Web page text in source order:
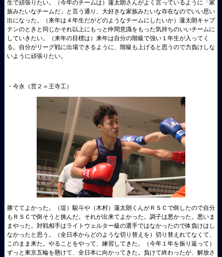
生で頑張りたい。（今年のチームは）蓮太朗さんがよく言っているように「家
族みたいなチームだ」と言う通り、大好きな家族みたいな存在なのでいい思い
出になった。（来年は４年生だがどのようなチームにしたいか）蓮太朗キャプ
テンのときと同じかそれ以上にもっと仲間意識をもった気持ちのいいチームに
していきたい。（来年の目標は）来年は自分の階級で強い１年生が入ってく
る。自分がリーグ戦に出場できるように、階級も上げると思うので力負けしな
いように頑張りたい。
・今永（営２＝王寺工）
勝ててよかった。（堤）駿斗や（木村）蓮太朗くんがＲＳＣで倒したので自分
もＲＳＣで倒そうと挑んだ。それが出来てよかった。調子は悪かった。悪いま
まやった。対戦相手はライトウェルター級の選手ではなかったので体負けはし
なかったと思う。（全日本からどのような切り替えを）切り替えれてなくて、
このまま来た。やることをやって、練習してきた。（今年１年を振り返って）
ずっと東京五輪を懸けて、全日本に向かってきた。負けて終わったが、解放さ